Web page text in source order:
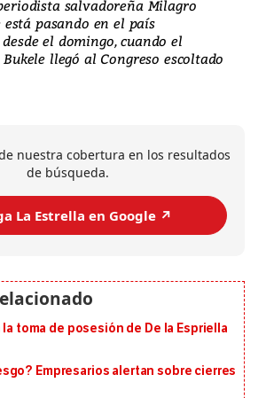
salvadoreña Milagro
pasando en el país
el domingo, cuando el
llegó al Congreso escoltado
nuestra cobertura en los resultados
de búsqueda.
La Estrella en Google ↗️
toma de posesión de De la Espriella
Empresarios alertan sobre cierres